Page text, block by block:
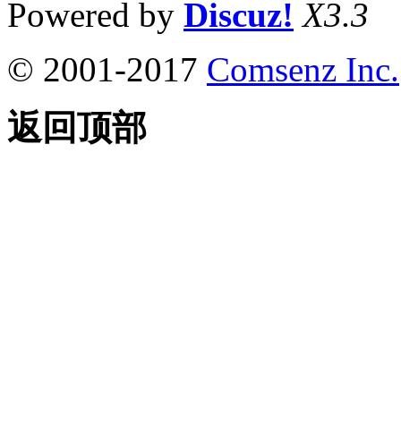
Powered by Discuz! X3.3
© 2001-2017 Comsenz Inc.
返回顶部